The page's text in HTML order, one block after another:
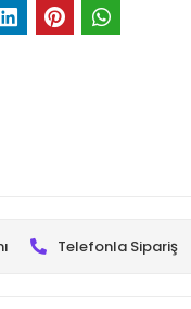
Telefonla Sipariş